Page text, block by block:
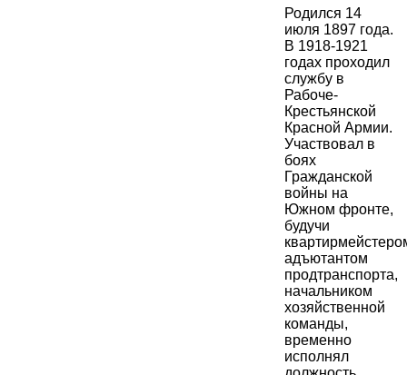
Родился 14
июля 1897 года.
В 1918-1921
годах проходил
службу в
Рабоче-
Крестьянской
Красной Армии.
Участвовал в
боях
Гражданской
войны на
Южном фронте,
будучи
адъютантом
продтранспорта,
начальником
хозяйственной
команды,
временно
исполнял